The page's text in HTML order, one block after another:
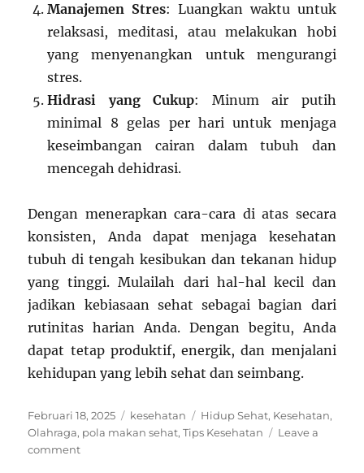
Manajemen Stres: Luangkan waktu untuk
relaksasi, meditasi, atau melakukan hobi
yang menyenangkan untuk mengurangi
stres.
Hidrasi yang Cukup: Minum air putih
minimal 8 gelas per hari untuk menjaga
keseimbangan cairan dalam tubuh dan
mencegah dehidrasi.
Dengan menerapkan cara-cara di atas secara
konsisten, Anda dapat menjaga kesehatan
tubuh di tengah kesibukan dan tekanan hidup
yang tinggi. Mulailah dari hal-hal kecil dan
jadikan kebiasaan sehat sebagai bagian dari
rutinitas harian Anda. Dengan begitu, Anda
dapat tetap produktif, energik, dan menjalani
kehidupan yang lebih sehat dan seimbang.
Posted
on
Februari 18, 2025 Categories
kesehatan Tags
Hidup Sehat, Kesehatan,
Olahraga, pola makan sehat,Tips Kesehatan
Leave a
commenton